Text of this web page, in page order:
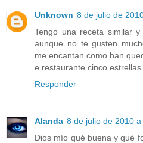
Unknown 8 de julio de
Tengo una receta similar
aunque no te gusten
me encantan como han
e restaurante cinco
Responder
Alanda 8 de julio de 2010
Dios mío qué buena y qué